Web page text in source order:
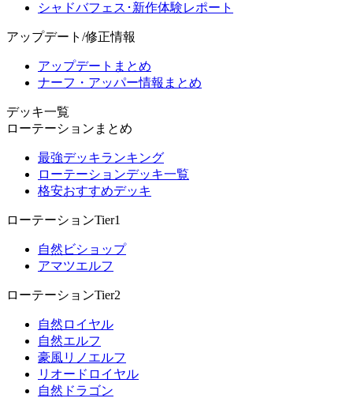
シャドバフェス･新作体験レポート
アップデート/修正情報
アップデートまとめ
ナーフ・アッパー情報まとめ
デッキ一覧
ローテーションまとめ
最強デッキランキング
ローテーションデッキ一覧
格安おすすめデッキ
ローテーションTier1
自然ビショップ
アマツエルフ
ローテーションTier2
自然ロイヤル
自然エルフ
豪風リノエルフ
リオードロイヤル
自然ドラゴン